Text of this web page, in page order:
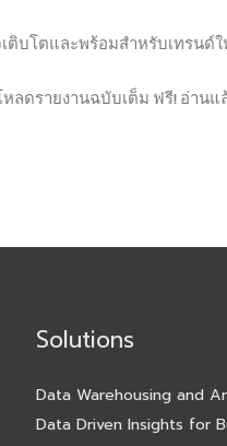
บโตและพร้อมสำหรับเทรนด์ใ
ลดรายงานฉบับเต็ม ฟรี! อ่าน
Solutions
Data Warehousing and
Data Driven Insights for